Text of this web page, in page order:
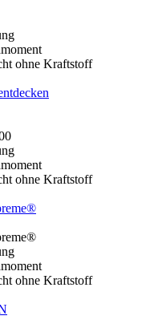
ohne Kraftstoff
ohne Kraftstoff
ohne Kraftstoff